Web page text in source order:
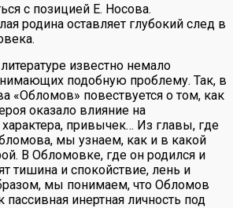
с позицией Е. Носова.
родина оставляет глубокий след в
известно немало
подобную проблему. Так, в
«Обломов» повествуется о том, как
оказало влияние на
привычек… Из главы, где
мы узнаем, как и в какой
В Обломовке, где он родился и
тишина и спокойствие, лень и
мы понимаем, что Обломов
инертная личность под